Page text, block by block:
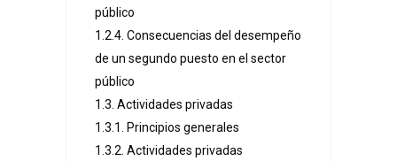
público
1.2.4. Consecuencias del desempeño
de un segundo puesto en el sector
público
1.3. Actividades privadas
1.3.1. Principios generales
1.3.2. Actividades privadas